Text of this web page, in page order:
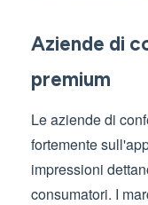
Aziende di
premium
Le aziende di
fortemente
impressioni
consumatori. I